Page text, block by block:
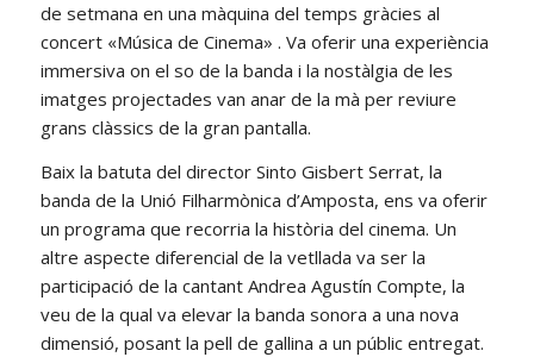
de setmana en una màquina del temps gràcies al
concert «Música de Cinema» . Va oferir una experiència
immersiva on el so de la banda i la nostàlgia de les
imatges projectades van anar de la mà per reviure
grans clàssics de la gran pantalla.
Baix la batuta del director Sinto Gisbert Serrat, la
banda de la Unió Filharmònica d’Amposta, ens va oferir
un programa que recorria la història del cinema. Un
altre aspecte diferencial de la vetllada va ser la
participació de la cantant Andrea Agustín Compte, la
veu de la qual va elevar la banda sonora a una nova
dimensió, posant la pell de gallina a un públic entregat.